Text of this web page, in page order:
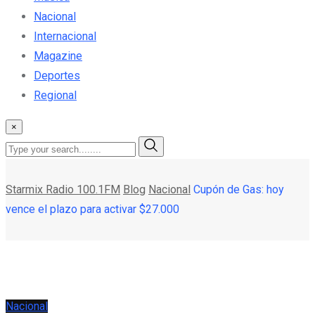
Nacional
Internacional
Magazine
Deportes
Regional
×
Starmix Radio 100.1FM Blog Nacional Cupón de Gas: hoy
vence el plazo para activar $27.000
Nacional